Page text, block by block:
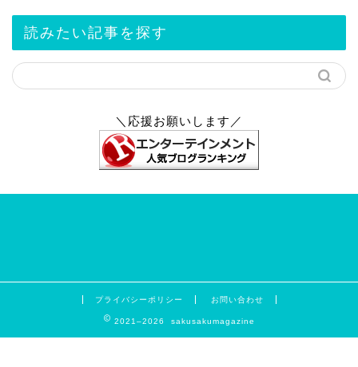
読みたい記事を探す
＼応援お願いします／
プライバシーポリシー お問い合わせ
2021–2026 sakusakumagazine